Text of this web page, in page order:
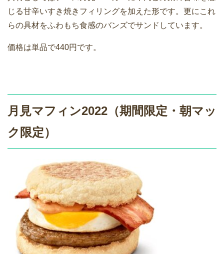
じる甘辛いすき焼きフィリングを加えた形です。更にこれ
らの具材をふわもち食感のバンズでサンドしています。
価格は単品で440円です。
月見マフィン2022（期間限定・朝マッ
ク限定）